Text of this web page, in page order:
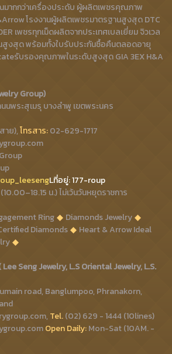
มากกว่าเครื่องประดับ ผู้ผลิตเพชรคุณภาพ
โรงงานผู้ผลิตเพชรมาตรฐานสูงสุด DTC
เพชรทุกเม็ดผลิตจากประเทศเบลเยี่ยม จิวเวล
สูงสุด พร้อมทั้งใบรับประกันซื้อคืนตลอดอายุ
รับรองคุณภาพในระดับสูงสุด GIA 3EX H&A
Group)
นนพระสุเมรุ บางลำพู เขตพระนคร
าย),โทรสาร:02-629-1717
Lที่อยู่: 177-roup
น.) ไม่เว้นวันหยุดราชการ
Ring
Diamonds Jewelry
Diamonds
Heart & Arrow Ideal
Lee Seng Jewelry, L.S Oriental Jewelry, L.S.
road, Banglumpoo, Phranakorn,
Tel.(02) 629 - 1444 (10lines)
Open Daily:Mon-Sat (10AM. -